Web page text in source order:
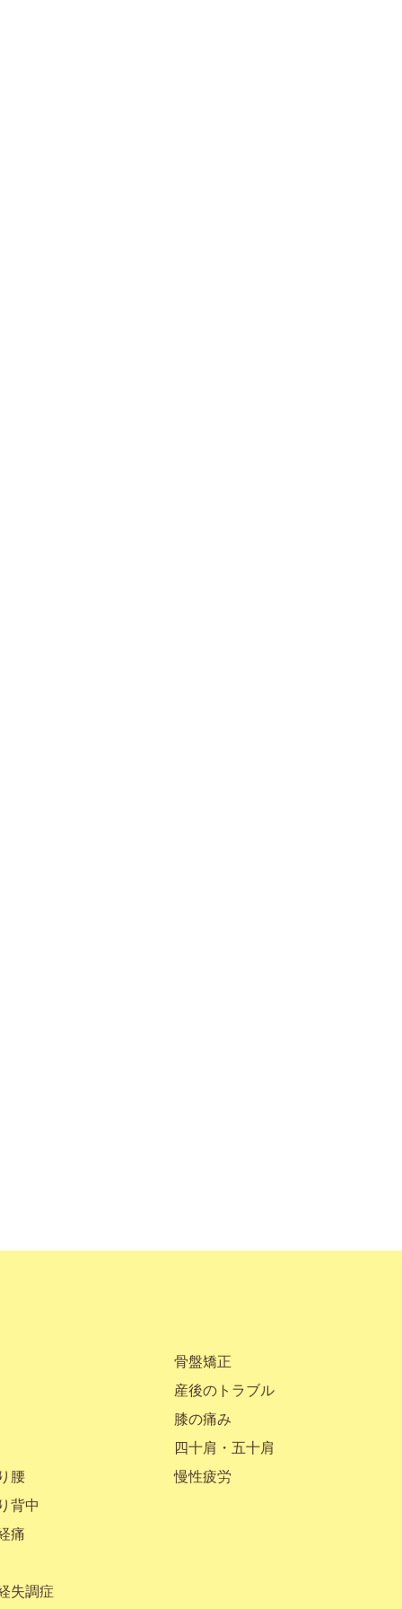
腰
背中
痛
失調症
骨盤矯正
産後のトラブル
膝の痛み
四十肩・五十肩
慢性疲労